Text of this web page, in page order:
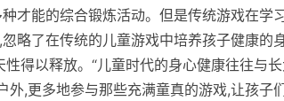
才能的综合锻炼活动。但是传统游戏在学
略了在传统的儿童游戏中培养孩子健康的
得以释放。“儿童时代的身心健康往往与
,更多地参与那些充满童真的游戏,让孩子